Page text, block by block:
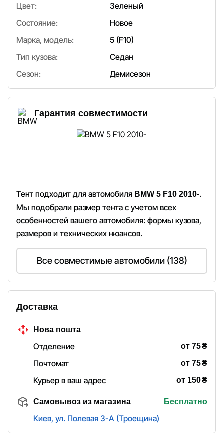
Цвет:
Зеленый
Состояние:
Новое
Марка, модель:
5 (F10)
Тип кузова:
Седан
Сезон:
Демисезон
Гарантия совместимости
Тент подходит для автомобиля BMW 5 F10 2010-.
Мы подобрали размер тента с учетом всех
особенностей вашего автомобиля: формы кузова,
размеров и технических нюансов.
Все совместимые автомобили (138)
Доставка
Нова пошта
Отделение от 75₴
Почтомат
от 75₴
Курьер в ваш адрес
от 150₴
Самовывоз из магазина Бесплатно
Киев, ул. Полевая 3-А (Троещина)